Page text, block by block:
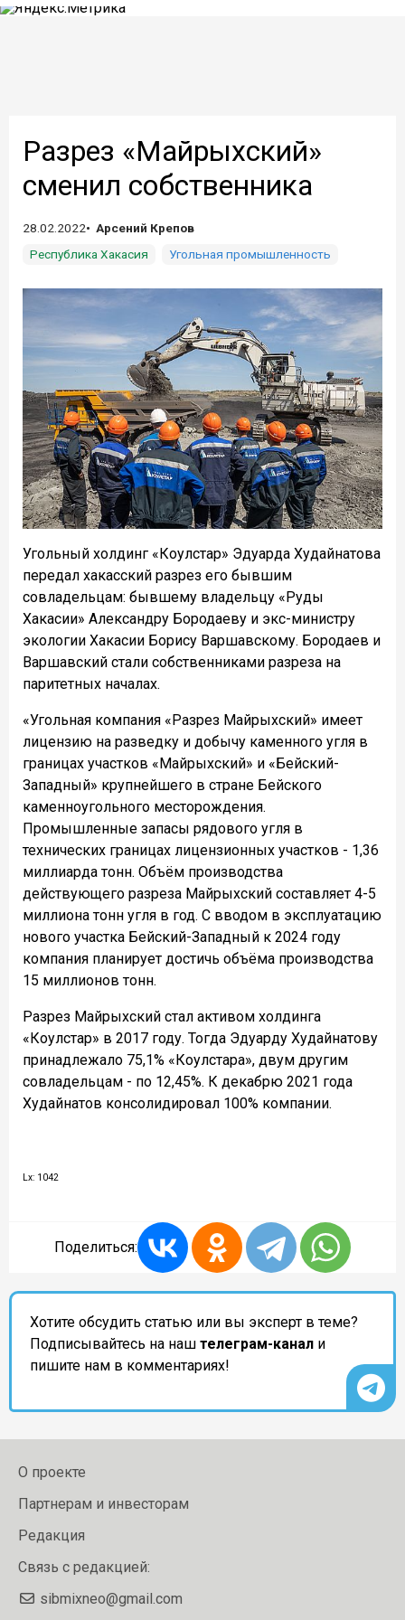
Разрез «Майрыхский»
сменил собственника
28.02.2022
Арсений Крепов
Республика Хакасия
Угольная промышленность
Угольный холдинг «Коулстар» Эдуарда Худайнатова
передал хакасский разрез его бывшим
совладельцам: бывшему владельцу «Руды
Хакасии» Александру Бородаеву и экс-министру
экологии Хакасии Борису Варшавскому. Бородаев и
Варшавский стали собственниками разреза на
паритетных началах.
«Угольная компания «Разрез Майрыхский» имеет
лицензию на разведку и добычу каменного угля в
границах участков «Майрыхский» и «Бейский-
Западный» крупнейшего в стране Бейского
каменноугольного месторождения.
Промышленные запасы рядового угля в
технических границах лицензионных участков - 1,36
миллиарда тонн. Объём производства
действующего разреза Майрыхский составляет 4-5
миллиона тонн угля в год. С вводом в эксплуатацию
нового участка Бейский-Западный к 2024 году
компания планирует достичь объёма производства
15 миллионов тонн.
Разрез Майрыхский стал активом холдинга
«Коулстар» в 2017 году. Тогда Эдуарду Худайнатову
принадлежало 75,1% «Коулстара», двум другим
совладельцам - по 12,45%. К декабрю 2021 года
Худайнатов консолидировал 100% компании.
Lx: 1042
Поделиться:
Хотите обсудить статью или вы эксперт в теме?
Подписывайтесь на наш телеграм-канал и
пишите нам в комментариях!
О проекте
Партнерам и инвесторам
Редакция
Связь с редакцией:
sibmixneo@gmail.com